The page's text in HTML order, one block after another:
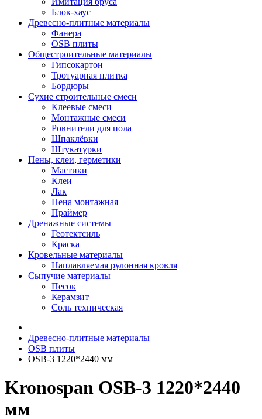
Блок-хаус
Древесно-плитные материалы
Фанера
OSB плиты
Общестроительные материалы
Гипсокартон
Тротуарная плитка
Бордюры
Сухие строительные смеси
Клеевые смеси
Монтажные смеси
Ровнители для пола
Шпаклёвки
Штукатурки
Пены, клеи, герметики
Мастики
Клеи
Лак
Пена монтажная
Праймер
Дренажные системы
Геотектсиль
Краска
Кровельные материалы
Наплавляемая рулонная кровля
Сыпучие материалы
Песок
Керамзит
Соль техническая
Древесно-плитные материалы
OSB плиты
OSB-3 1220*2440 мм
Kronospan OSB-3 1220*2440
мм